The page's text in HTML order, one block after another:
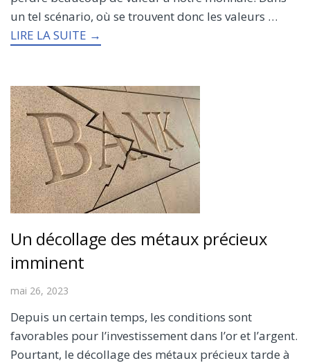
un tel scénario, où se trouvent donc les valeurs …
LIRE LA SUITE →
Un décollage des métaux précieux
imminent
mai 26, 2023
Depuis un certain temps, les conditions sont
favorables pour l’investissement dans l’or et l’argent.
Pourtant, le décollage des métaux précieux tarde à